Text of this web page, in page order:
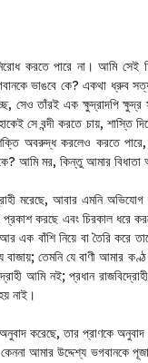
করতে পারে না। আমি সেই
ভাঙবে কে? একথা
সেও তাঁরই এক ক্ষুদ্রাদপি
সে বন্দী করতে চায়,
অবরুদ্ধ করলেও করতে পারে,
আমি মর, কিন্তু আমার বিধাতা
মরেছে, আবার এমনি
প্রকাশ করছে এবং চিরকাল
এক বাঁশি নিয়ে বা তৈরি করে
তেমনি যে বাণী আমার
আমি নই; প্রধান
নাই।
করেছে, তার প্রাণকে
আমার উদ্দেশ্য ভগবানকে